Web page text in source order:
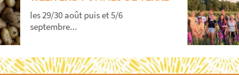
les 29/30 août puis et 5/6
septembre...